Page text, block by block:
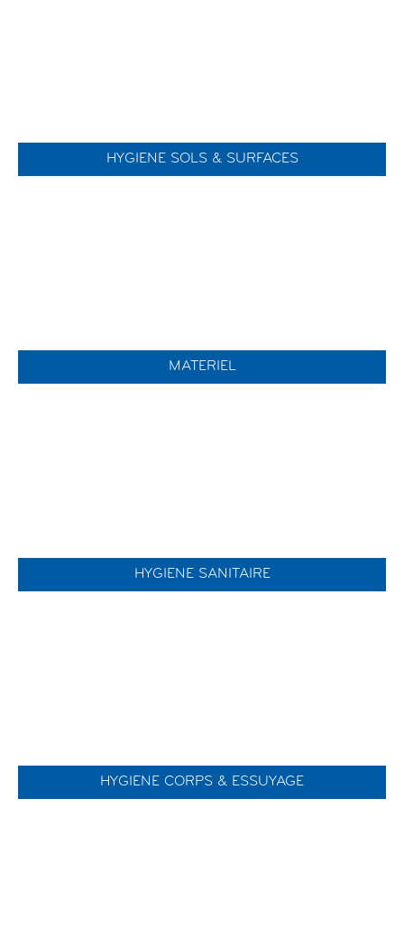
HYGIENE SOLS & SURFACES
MATERIEL
HYGIENE SANITAIRE
HYGIENE CORPS & ESSUYAGE